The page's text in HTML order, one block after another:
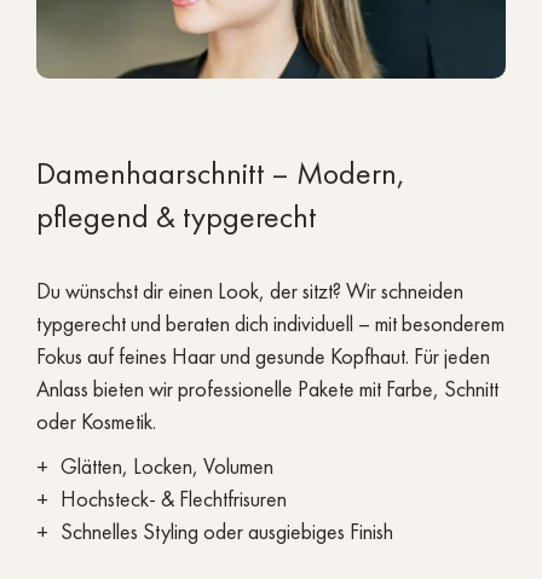
SALON SCHWETZINGEN
ihr Haar in
Expertenhände
geben möchten.
Damenhaarschnitt – Modern,
pflegend & typgerecht
Du wünschst dir einen Look, der sitzt? Wir schneiden
typgerecht und beraten dich individuell – mit besonderem
Fokus auf feines Haar und gesunde Kopfhaut. Für jeden
Anlass bieten wir professionelle Pakete mit Farbe, Schnitt
oder Kosmetik.
Glätten, Locken, Volumen
Hochsteck- & Flechtfrisuren
Schnelles Styling oder ausgiebiges Finish